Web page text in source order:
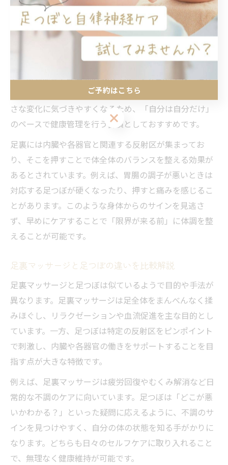
足裏マッサージが健康維持に役立つ理由
足裏マッサージは、足の裏に存在する多くの反射区を刺
激することで、身体全体の調子を整える健康法として注
目されています。特に足つぼを意識してケアすること
で、血流促進や老廃物の排出サポートが期待でき、慢性
的な疲労や冷えの改善にも役立ちます。自分の体調の小
さな変化に気づきやすくなるため、「自分は自分だけ」
のペースで健康管理を行う習慣としておすすめです。
足裏には内臓や各器官と関連する反射区が集まってお
り、そこを押すことで体全体のバランスを整える効果が
あるとされています。例えば、胃腸の調子が悪いときは
対応する足つぼが硬くなったり、押すと痛みを感じるこ
とがあります。このような身体からのサインを見逃さ
ず、早めにケアすることで「限界が来る前」に体調を整
えることが可能です。
足裏マッサージと足つぼの違いを比較解説
足裏マッサージと足つぼは似ているようで目的や手法が
異なります。足裏マッサージは足全体をまんべんなく揉
みほぐし、リラクゼーションや血流促進を主な目的とし
ています。一方、足つぼは特定の反射区をピンポイント
で刺激し、内臓や各器官の働きをサポートすることを目
指す点が大きな特徴です。
例えば、足裏マッサージは疲労回復やむくみ解消など日
常的な不調のケアに向いています。足つぼは「どこが悪
いかわかる？」といった疑問に応えるように、不調のサ
インを見つけやすく、自分の体の状態を知る手がかりに
なります。どちらも日々のセルフケアに取り入れること
で、無理なく健康維持が可能です。
ご予約はこちら
ご予約はこちら